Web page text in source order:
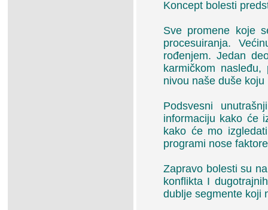
Koncept bolesti
Sve promene koje
procesuiranja.
rođenjem. Jedan
karmičkom
nivou naše duše
Podsvesni
informaciju kako će
kako će mo
programi nose
Zapravo bolesti su
konflikta I
dublje segmente koji